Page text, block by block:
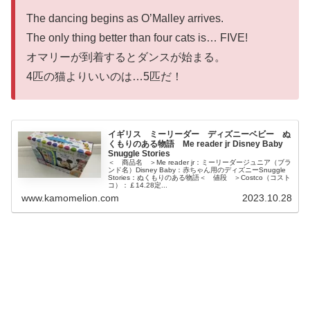
The dancing begins as O’Malley arrives.
The only thing better than four cats is… FIVE!
オマリーが到着するとダンスが始まる。
4匹の猫よりいいのは…5匹だ！
イギリス ミーリーダー ディズニーベビー ぬ
くもりのある物語 Me reader jr Disney Baby
Snuggle Stories
＜ 商品名 ＞Me reader jr：ミーリーダージュニア（ブラ
ンド名）Disney Baby：赤ちゃん用のディズニーSnuggle
Stories：ぬくもりのある物語＜ 値段 ＞Costco（コスト
コ）：￡14.28定...
www.kamomelion.com 2023.10.28